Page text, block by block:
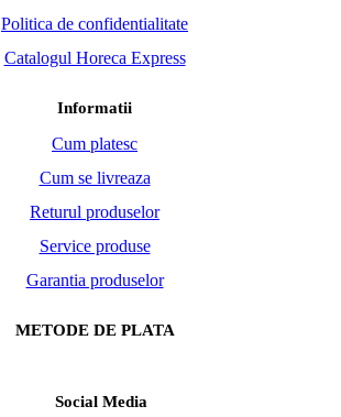
Politica de confidentialitate
Catalogul Horeca Express
Informatii
Cum platesc
Cum se livreaza
Returul produselor
Service produse
Garantia produselor
METODE DE PLATA
Social Media